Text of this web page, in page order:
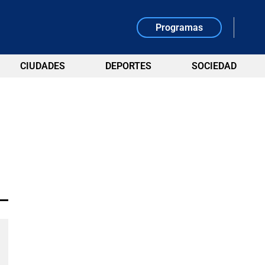
Programas
CIUDADES DEPORTES SOCIEDAD